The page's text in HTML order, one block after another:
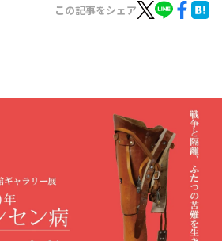
この記事をシェア